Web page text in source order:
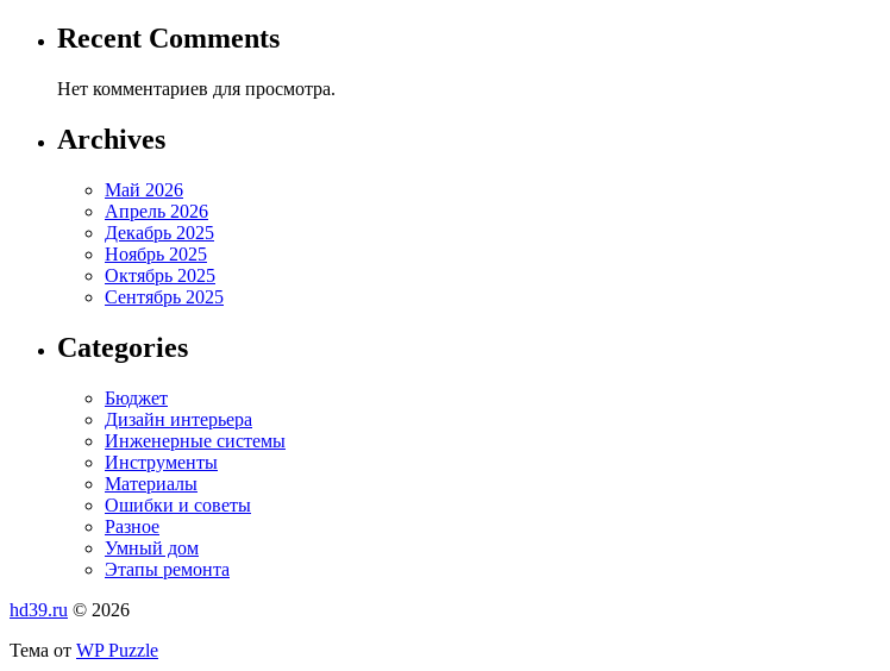
Recent Comments
Нет комментариев для просмотра.
Archives
Май 2026
Апрель 2026
Декабрь 2025
Ноябрь 2025
Октябрь 2025
Сентябрь 2025
Categories
Бюджет
Дизайн интерьера
Инженерные системы
Инструменты
Материалы
Ошибки и советы
Разное
Умный дом
Этапы ремонта
hd39.ru © 2026
Тема от WP Puzzle